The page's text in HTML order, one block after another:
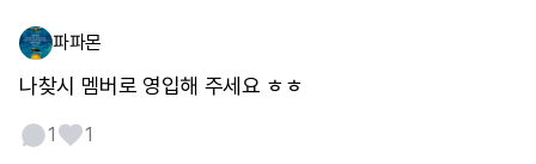
파파몬
나찾시 멤버로 영입해 주세요 ㅎㅎ
1 1